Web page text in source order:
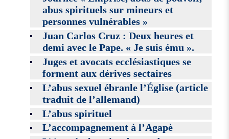
abus spirituels sur mineurs et
personnes vulnérables »
Juan Carlos Cruz : Deux heures et
demi avec le Pape. « Je suis ému ».
Juges et avocats ecclésiastiques se
forment aux dérives sectaires
L’abus sexuel ébranle l’Église (article
traduit de l’allemand)
L’abus spirituel
L’accompagnement à l’Agapè